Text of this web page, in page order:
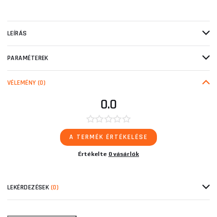
LEÍRÁS
PARAMÉTEREK
VÉLEMÉNY (0)
0.0
A TERMÉK ÉRTÉKELÉSE
Értékelte 0 vásárlók
LEKÉRDEZÉSEK (0)